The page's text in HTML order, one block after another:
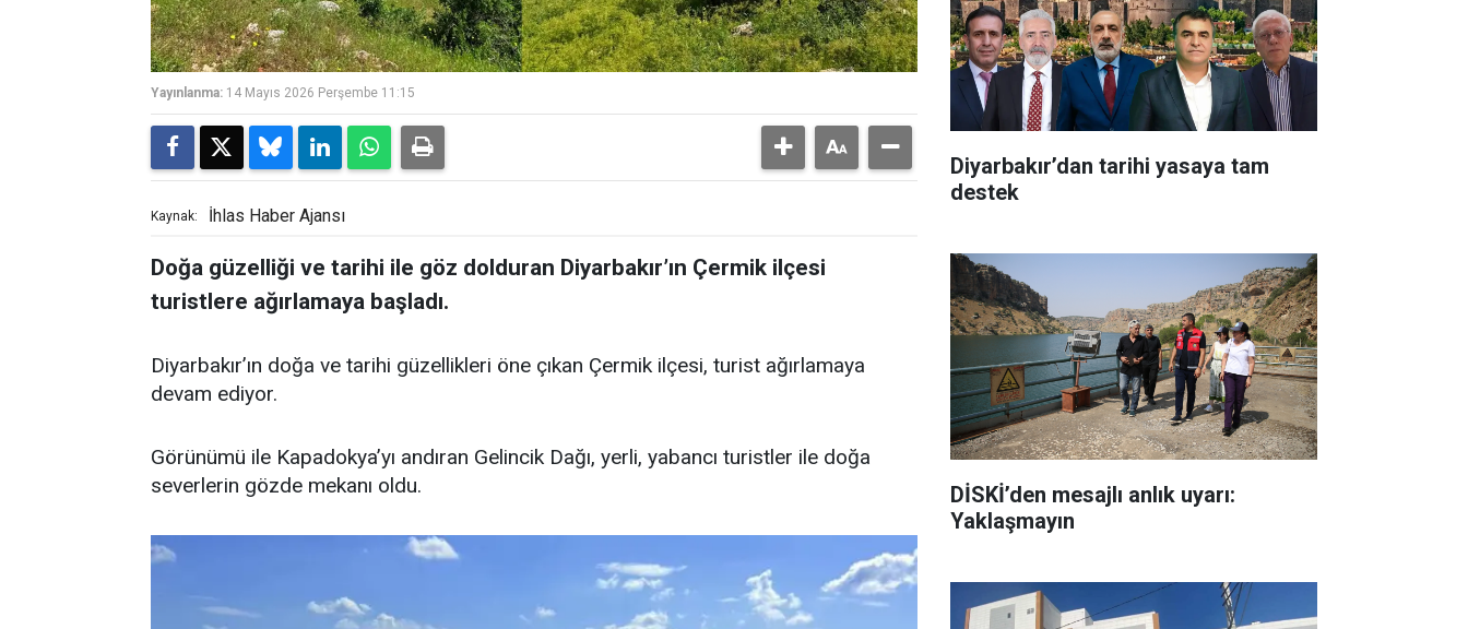
Yayınlanma: 14 Mayıs 2026 Perşembe 11:15
Kaynak: İhlas Haber Ajansı
Doğa güzelliği ve tarihi ile göz dolduran Diyarbakır’ın Çermik ilçesi
turistlere ağırlamaya başladı.
Diyarbakır’ın doğa ve tarihi güzellikleri öne çıkan Çermik ilçesi, turist ağırlamaya
devam ediyor.
Görünümü ile Kapadokya’yı andıran Gelincik Dağı, yerli, yabancı turistler ile doğa
severlerin gözde mekanı oldu.
Diyarbakır’dan tarihi yasaya tam
destek
DİSKİ’den mesajlı anlık uyarı:
Yaklaşmayın